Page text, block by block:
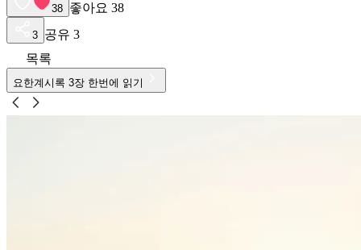
38 좋아요 38
3 공유 3
목록
요한계시록 3장 한번에 읽기